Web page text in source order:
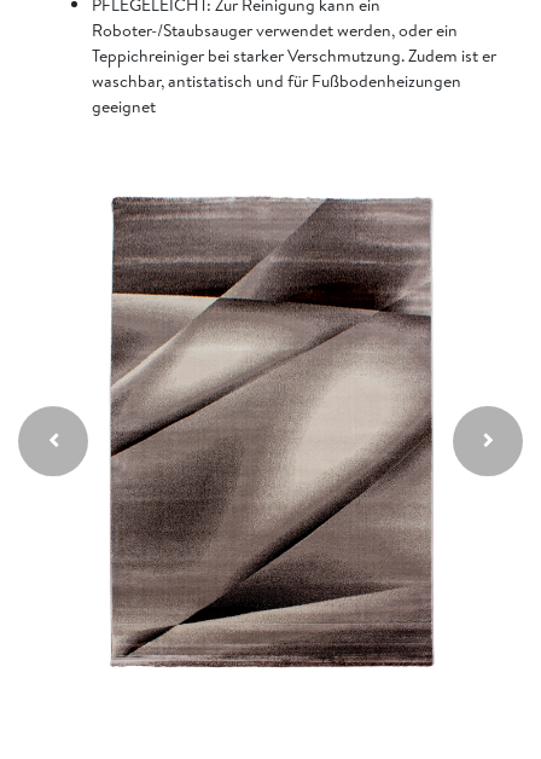
Roboter-/Staubsauger verwendet werden, oder ein
Teppichreiniger bei starker Verschmutzung. Zudem ist er
waschbar, antistatisch und für Fußbodenheizungen
geeignet